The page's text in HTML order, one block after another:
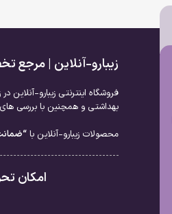
زیبارو-آنلاین | مرجع
فروشگاه اینترنتی زیبارو-
بهداشتی و همچنین با بررسی
محصولات زیبارو-آنلاین با
امکان